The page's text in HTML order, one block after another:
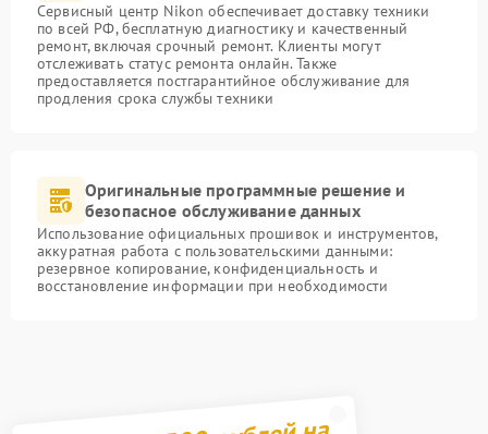
Сервисный центр Nikon обеспечивает доставку техники
по всей РФ, бесплатную диагностику и качественный
ремонт, включая срочный ремонт. Клиенты могут
отслеживать статус ремонта онлайн. Также
предоставляется постгарантийное обслуживание для
продления срока службы техники
Оригинальные программные решение и
безопасное обслуживание данных
Использование официальных прошивок и инструментов,
аккуратная работа с пользовательскими данными:
резервное копирование, конфиденциальность и
восстановление информации при необходимости